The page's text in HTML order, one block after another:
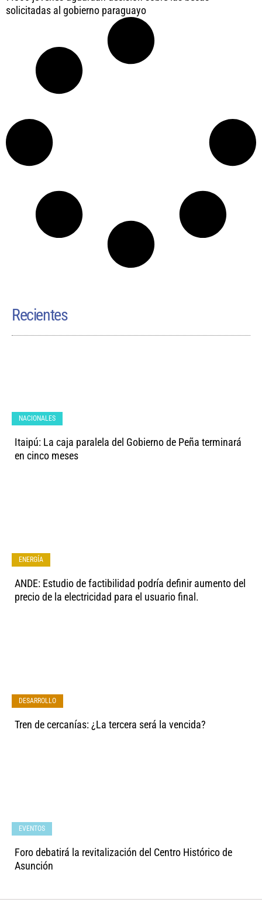
solicitadas al gobierno paraguayo
Recientes
Itaipú: La caja paralela del Gobierno de Peña terminará
en cinco meses
NACIONALES
ANDE: Estudio de factibilidad podría definir aumento del
precio de la electricidad para el usuario final.
ENERGÍA
Tren de cercanías: ¿La tercera será la vencida?
DESARROLLO
Foro debatirá la revitalización del Centro Histórico de
Asunción
EVENTOS